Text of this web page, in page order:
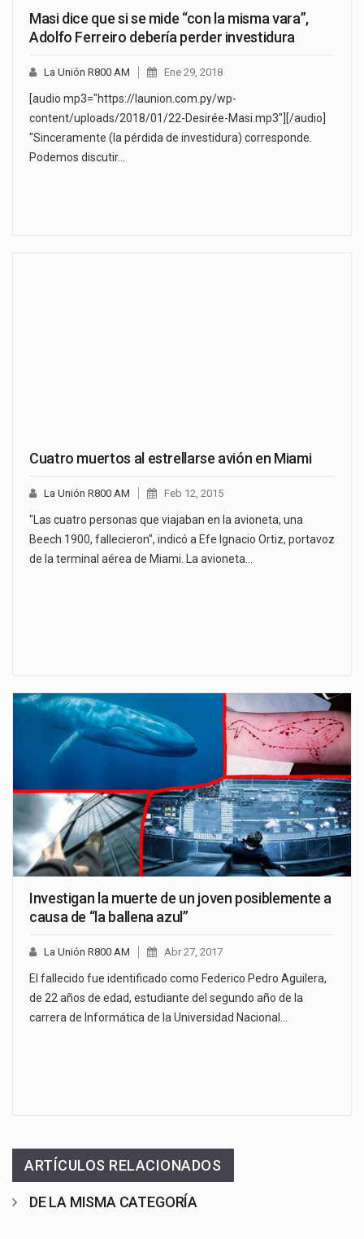
Masi dice que si se mide “con la misma vara”,
Adolfo Ferreiro debería perder investidura
La Unión R800 AM Ene 29, 2018
[audio mp3="https://launion.com.py/wp-
content/uploads/2018/01/22-Desirée-Masi.mp3"][/audio]
"Sinceramente (la pérdida de investidura) corresponde.
Podemos discutir…
Cuatro muertos al estrellarse avión en Miami
La Unión R800 AM Feb 12, 2015
"Las cuatro personas que viajaban en la avioneta, una
Beech 1900, fallecieron", indicó a Efe Ignacio Ortiz, portavoz
de la terminal aérea de Miami. La avioneta…
Investigan la muerte de un joven posiblemente a
causa de “la ballena azul”
La Unión R800 AM Abr 27, 2017
El fallecido fue identificado como Federico Pedro Aguilera,
de 22 años de edad, estudiante del segundo año de la
carrera de Informática de la Universidad Nacional…
ARTÍCULOS RELACIONADOS
DE LA MISMA CATEGORÍA